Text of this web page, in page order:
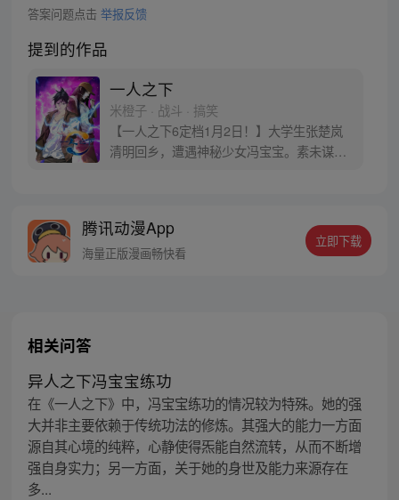
答案问题点击 举报反馈
提到的作品
一人之下
米橙子 · 战斗 · 搞笑
【一人之下6定档1月2日！】大学生张楚岚
清明回乡，遭遇神秘少女冯宝宝。素未谋面
密，张楚岚的生活被彻底颠覆，与冯宝宝一
同踏上“异人”之旅。
腾讯动漫App
海量正版漫画畅快看
立即下载
相关问答
异人之下冯宝宝练功
在《一人之下》中，冯宝宝练功的情况较为特殊。她的强
大并非主要依赖于传统功法的修炼。其强大的能力一方面
源自其心境的纯粹，心静使得炁能自然流转，从而不断增
强自身实力；另一方面，关于她的身世及能力来源存在
多...